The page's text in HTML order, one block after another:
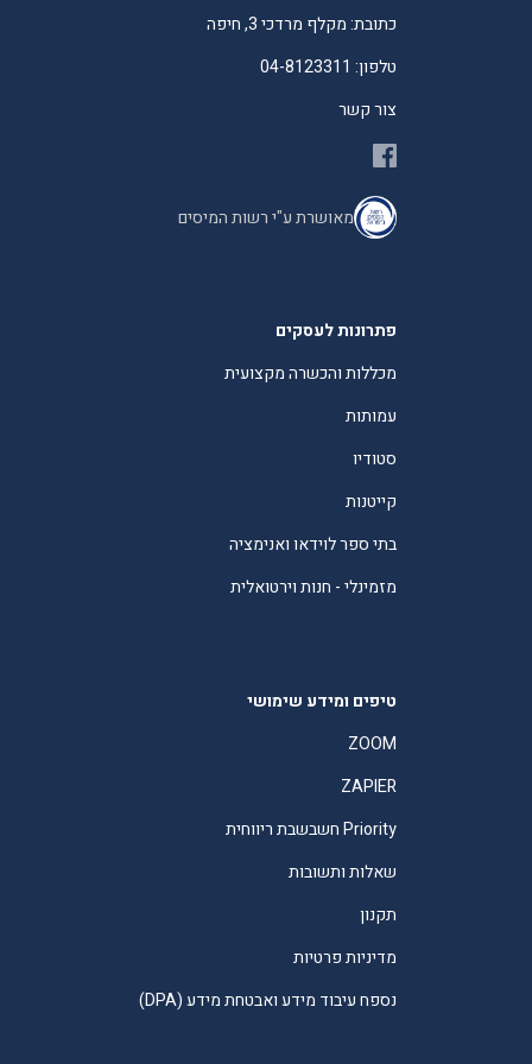
כתובת: מקלף מרדכי 3, חיפה
טלפון: 04-8123311
צור קשר
מאושרת ע"י רשות המיסים
פתרונות לעסקים
מכללות והכשרה מקצועית
עמותות
סטודיו
קייטנות
בתי ספר לוידאו ואנימציה
מזמינלי - חנות וירטואלית
טיפים ומידע שימושי
ZOOM
ZAPIER
Priority חשבשבת ריווחית
שאלות ותשובות
תקנון
מדיניות פרטיות
נספח עיבוד מידע ואבטחת מידע (DPA)